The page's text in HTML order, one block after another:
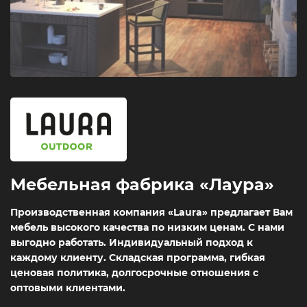
Мебельная фабрика «Лаура»
Производственная компания «Laura» предлагает Вам
мебель высокого качества по низким ценам. С нами
выгодно работать. Индивидуальный подход к
каждому клиенту. Складская программа, гибкая
ценовая политика, долгосрочные отношения с
оптовыми клиентами.